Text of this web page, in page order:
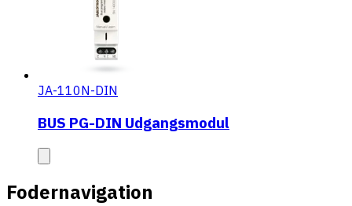
JA-110N-DIN
BUS PG-DIN Udgangsmodul
Fodernavigation